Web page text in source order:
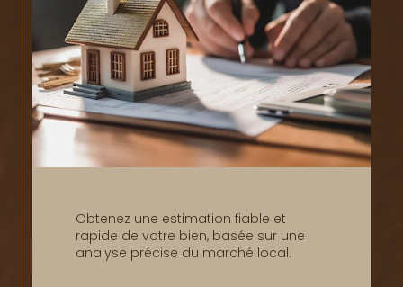
Obtenez une estimation fiable et
rapide de votre bien, basée sur une
analyse précise du marché local.